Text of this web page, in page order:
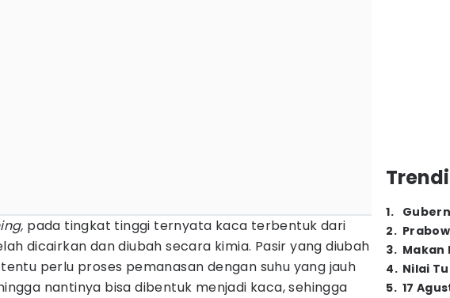
pada tingkat tinggi ternyata kaca terbentuk dari
dicairkan dan diubah secara kimia. Pasir yang diubah
perlu proses pemanasan dengan suhu yang jauh
nantinya bisa dibentuk menjadi kaca, sehingga
1.
2.
3. Makan
4. Nilai
5. 17